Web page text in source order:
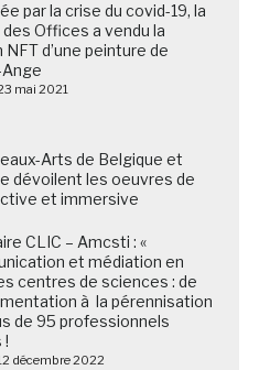
par la crise du covid-19, la
des Offices a vendu la
d’une peinture de
mai 2021
Arts de Belgique et
dévoilent les oeuvres de
et immersive
CLIC – Amcsti : «
et médiation en
centres de sciences : de
à la pérennisation
de 95 professionnels
!
décembre 2022